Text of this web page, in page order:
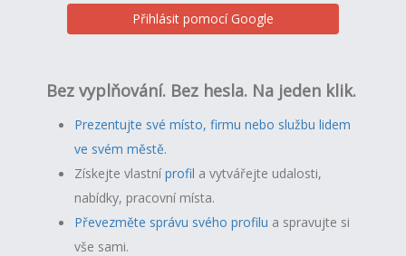
Přihlásit pomocí Google
Bez vyplňování. Bez hesla. Na jeden klik.
Prezentujte své místo, firmu nebo službu lidem
ve svém městě.
Získejte vlastníprofil a vytvářejte udalosti,
nabídky, pracovní místa.
Převezměte správu svého profilu a spravujte si
vše sami.